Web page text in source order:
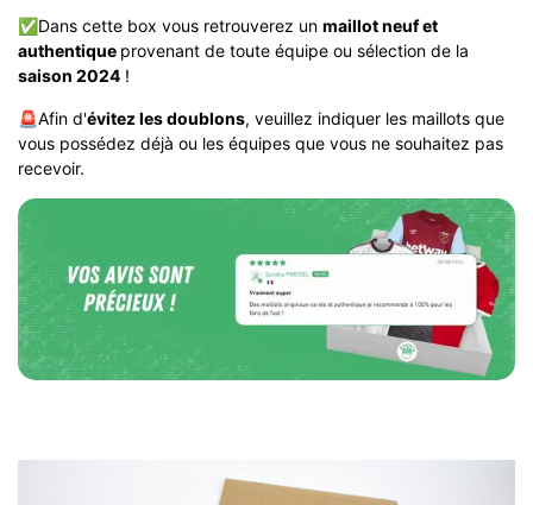
✅Dans cette box vous retrouverez un maillot neuf et
authentique provenant de toute équipe ou sélection de la
saison 2024 !
🚨Afin d'évitez les doublons, veuillez indiquer les maillots que
vous possédez déjà ou les équipes que vous ne souhaitez pas
recevoir.